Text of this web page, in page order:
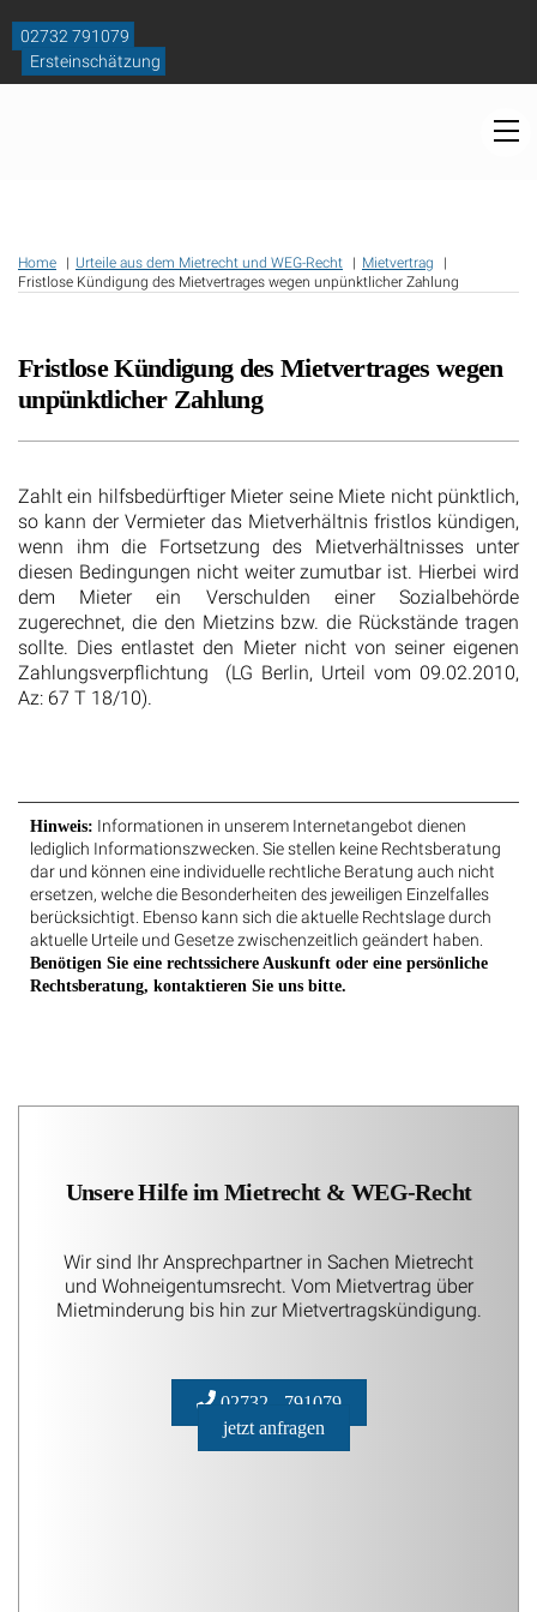
content
02732 791079
Ersteinschätzung
Home Urteile aus dem Mietrecht und WEG-Recht
Mietvertrag
Fristlose Kündigung des Mietvertrages wegen unpünktlicher Zahlung
Fristlose Kündigung des Mietvertrages wegen
unpünktlicher Zahlung
Zahlt ein hilfsbedürftiger Mieter seine Miete nicht pünktlich,
so kann der Vermieter das Mietverhältnis fristlos kündigen,
wenn ihm die Fortsetzung des Mietverhältnisses unter
diesen Bedingungen nicht weiter zumutbar ist. Hierbei wird
dem Mieter ein Verschulden einer Sozialbehörde
zugerechnet, die den Mietzins bzw. die Rückstände tragen
sollte. Dies entlastet den Mieter nicht von seiner eigenen
Zahlungsverpflichtung (LG Berlin, Urteil vom 09.02.2010,
Az: 67 T 18/10).
Hinweis: Informationen in unserem Internetangebot dienen
lediglich Informationszwecken. Sie stellen keine Rechtsberatung
dar und können eine individuelle rechtliche Beratung auch nicht
ersetzen, welche die Besonderheiten des jeweiligen Einzelfalles
berücksichtigt. Ebenso kann sich die aktuelle Rechtslage durch
aktuelle Urteile und Gesetze zwischenzeitlich geändert haben.
Benötigen Sie eine rechtssichere Auskunft oder eine persönliche
Rechtsberatung, kontaktieren Sie uns bitte.
Unsere Hilfe im Mietrecht & WEG-Recht
Wir sind Ihr Ansprechpartner in Sachen Mietrecht
und Wohneigentumsrecht. Vom Mietvertrag über
Mietminderung bis hin zur Mietvertragskündigung.
02732 - 791079
jetzt anfragen